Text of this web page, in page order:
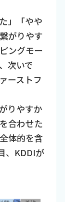
」「やや
がりやす
ングモー
次いで
ーストフ
りやすか
合わせた
体的を含
、KDDIが